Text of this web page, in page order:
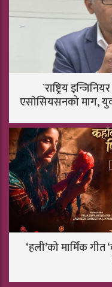
`राष्ट्रिय
एसाेसियसनको माग,
‘हली’को मार्मिक